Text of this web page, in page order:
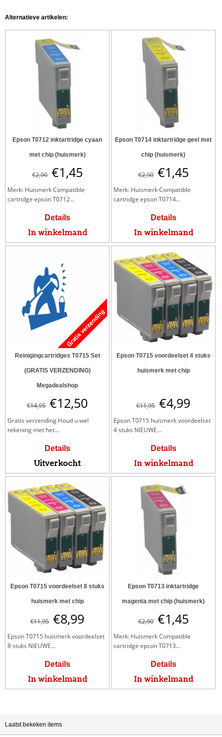
Alternatieve artikelen:
Epson T0712 inktartridge cyaan
met chip (huismerk)
€2,90 €1,45
Merk: Huismerk Compatible
cartridge epson T0712...
Details
In winkelmand
Epson T0714 inktartridge geel met
chip (huismerk)
€2,90 €1,45
Merk: Huismerk Compatible
cartridge epson T0714...
Details
In winkelmand
Reinigingcartridges T0715 Set
(GRATIS VERZENDING)
Megadealshop
€14,95 €12,50
Gratis verzending Houd u wel
rekening met het...
Details
Uitverkocht
Epson T0715 voordeelset 4 stuks
huismerk met chip
€11,95 €4,99
Epson T0715 huismerk voordeelset
4 stuks NIEUWE...
Details
In winkelmand
Epson T0715 voordeelset 8 stuks
huismerk met chip
€11,95 €8,99
Epson T0715 huismerk voordeelset
8 stuks NIEUWE...
Details
In winkelmand
Epson T0713 inktartridge
magenta met chip (huismerk)
€2,90 €1,45
Merk: Huismerk Compatible
cartridge epson T0713...
Details
In winkelmand
Laatst bekeken items